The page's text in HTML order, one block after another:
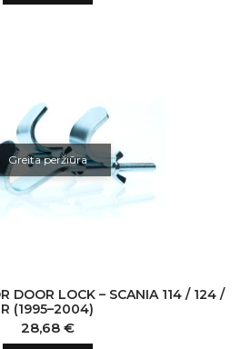
Greita peržiūra
DOOR LOCK – SCANIA 114 / 124 /
R (1995–2004)
Kaina
28,68 €